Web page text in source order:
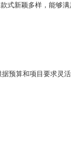
式新颖多样，能够满
预算和项目要求灵活